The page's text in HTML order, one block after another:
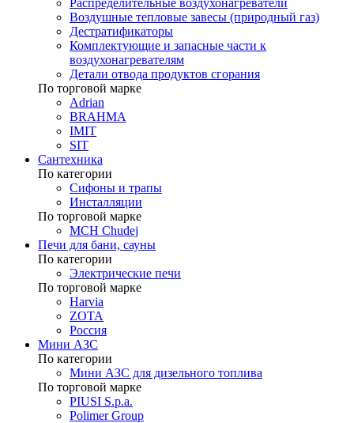
Распределительные воздухонагреватели
Воздушные тепловые завесы (природный газ)
Дестратификаторы
Комплектующие и запасные части к
воздухонагревателям
Детали отвода продуктов сгорания
По торговой марке
Adrian
BRAHMA
IMIT
SIT
Сантехника
По категории
Сифоны и трапы
Инсталляции
По торговой марке
MCH Chudej
Печи для бани, сауны
По категории
Электрические печи
По торговой марке
Harvia
ZOTA
Россия
Мини АЗС
По категории
Мини АЗС для дизельного топлива
По торговой марке
PIUSI S.p.a.
Polimer Group